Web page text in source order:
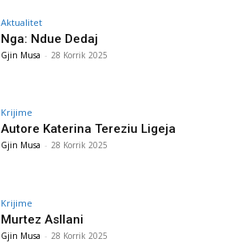
Aktualitet
Nga: Ndue Dedaj
Gjin Musa - 28 Korrik 2025
Krijime
Autore Katerina Tereziu Ligeja
Gjin Musa - 28 Korrik 2025
Krijime
Murtez Asllani
Gjin Musa - 28 Korrik 2025